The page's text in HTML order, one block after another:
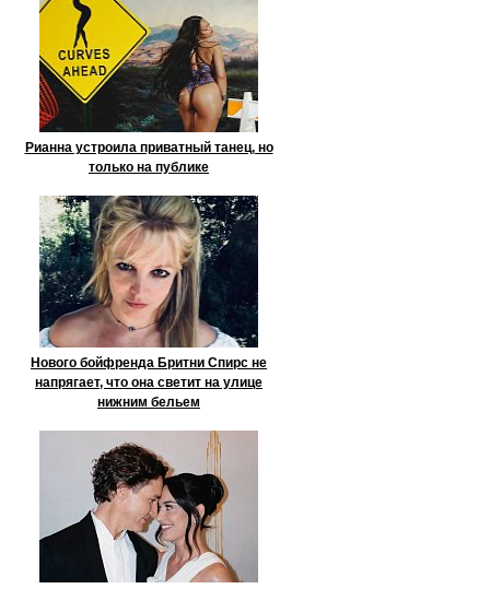
Рианна устроила приватный танец, но
только на публике
Нового бойфренда Бритни Спирс не
напрягает, что она светит на улице
нижним бельем